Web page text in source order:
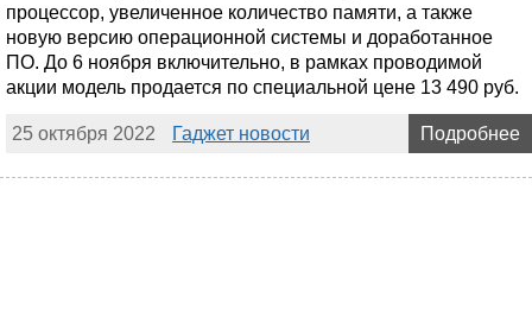
процессор, увеличенное количество памяти, а также
новую версию операционной системы и доработанное
ПО. До 6 ноября включительно, в рамках проводимой
акции модель продается по специальной цене 13 490 руб.
25 октября 2022 Гаджет новости Подробнее